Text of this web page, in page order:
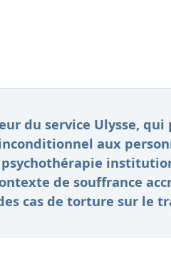
du service Ulysse, qui
aux
psychothérapie
de souffrance
cas de torture sur le